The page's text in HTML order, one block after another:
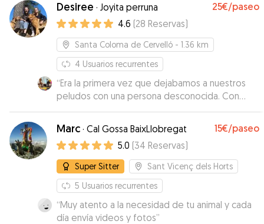
Desiree · Joyita perruna 25€/paseo
4.6 (28 Reservas)
Santa Coloma de Cervelló - 1.36 km
4 Usuarios recurrentes
“Era la primera vez que dejabamos a nuestros
peludos con una persona desconocida. Con
Desirée estuvieron bien atendidos, con espacio
para correr al aire libre y duermieron en interior
en un espacio amplio y bien acondicionado para
ellos. Lo recomiendo 😊”
Marc · Cal Gossa BaixLlobregat 15€/paseo
5.0 (34 Reservas)
Super Sitter
Sant Vicenç dels Horts
5 Usuarios recurrentes
“Muy atento a la necesidad de tu animal y cada
día envía videos y fotos”